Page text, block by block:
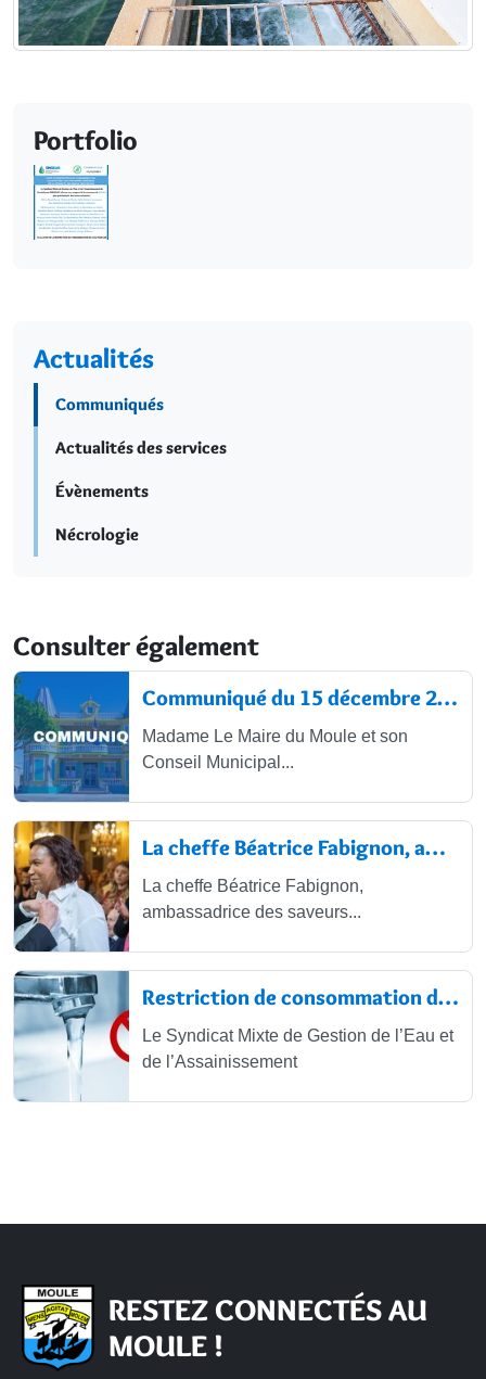
Portfolio
Actualités
Communiqués
Actualités des services
Évènements
Nécrologie
Consulter également
Communiqué du 15 décembre 2025
Madame Le Maire du Moule et son
Conseil Municipal...
La cheffe Béatrice Fabignon, ambassadric
La cheffe Béatrice Fabignon,
ambassadrice des saveurs...
Restriction de consommation de l’eau...
Le Syndicat Mixte de Gestion de l’Eau et
de l’Assainissement
RESTEZ CONNECTÉS AU
MOULE !